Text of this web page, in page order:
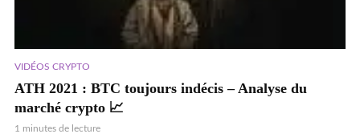
VIDÉOS CRYPTO
ATH 2021 : BTC toujours indécis – Analyse du
marché crypto 📈
1 minutes de lecture